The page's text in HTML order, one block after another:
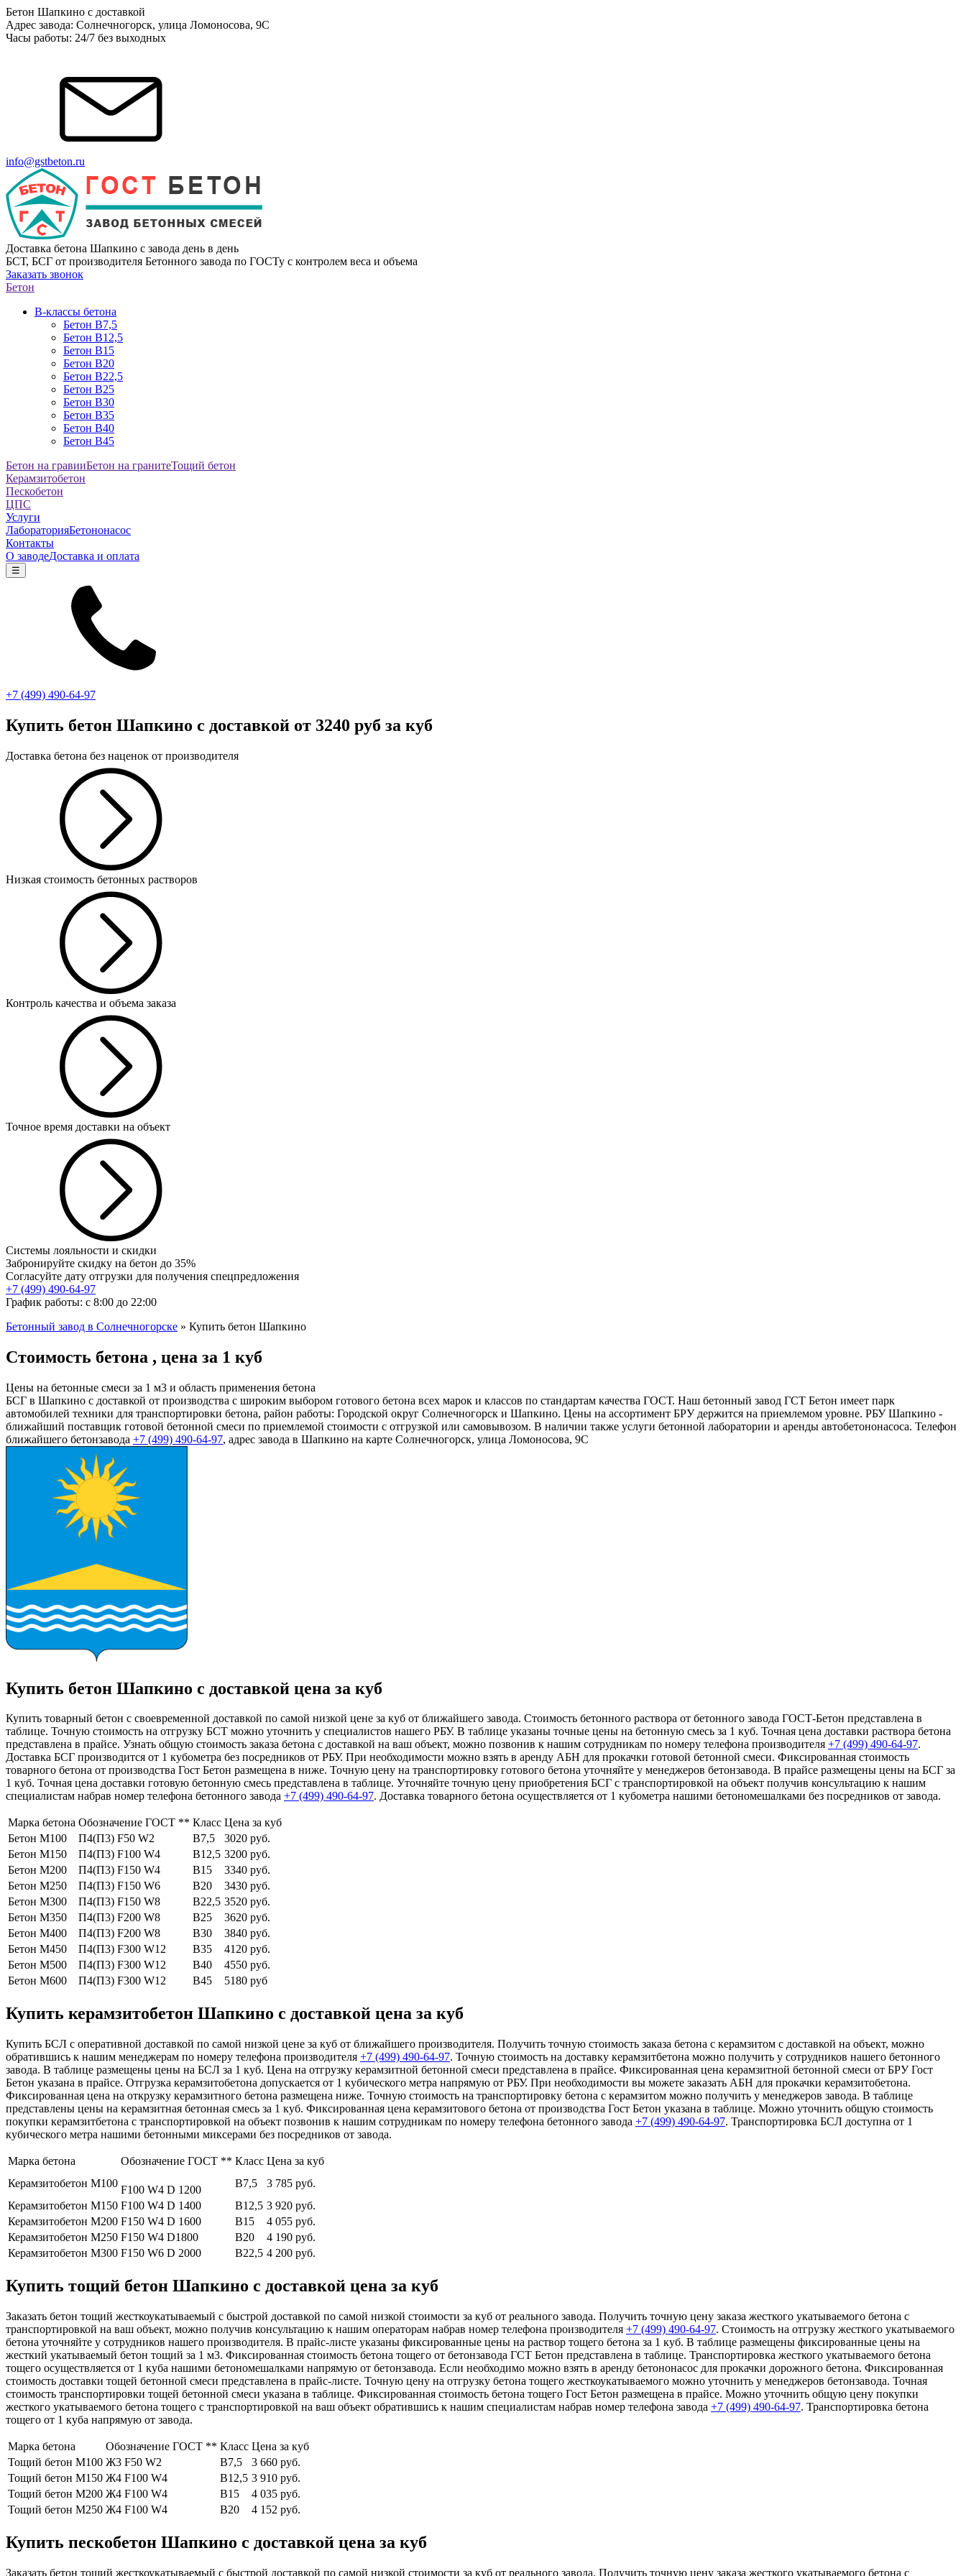
Бетон Шапкино с доставкой
Адрес завода: Солнечногорск, улица Ломоносова, 9С
Часы работы: 24/7 без выходных
info@gstbeton.ru
Доставка бетона Шапкино с завода день в день
БСТ, БСГ от производителя Бетонного завода по ГОСТу с контролем веса и объема
Заказать звонок
Бетон
В-классы бетона
Бетон B7,5
Бетон B12,5
Бетон B15
Бетон B20
Бетон B22,5
Бетон B25
Бетон B30
Бетон B35
Бетон B40
Бетон B45
Бетон на гравииБетон на гранитеТощий бетон
Керамзитобетон
Пескобетон
ЦПС
Услуги
ЛабораторияБетононасос
Контакты
О заводеДоставка и оплата
☰
+7 (499) 490-64-97
Купить бетон Шапкино с доставкой от 3240 руб за куб
Доставка бетона без наценок от производителя
Низкая стоимость бетонных растворов
Контроль качества и объема заказа
Точное время доставки на объект
Системы лояльности и скидки
Забронируйте скидку на бетон до 35%
Согласуйте дату отгрузки для получения спецпредложения
+7 (499) 490-64-97
График работы: с 8:00 до 22:00
Бетонный завод в Солнечногорске » Купить бетон Шапкино
Стоимость бетона , цена за 1 куб
Цены на бетонные смеси за 1 м3 и область применения бетона
БСГ в Шапкино с доставкой от производства с широким выбором готового бетона всех марок и классов по стандартам качества ГОСТ. Наш бетонный завод ГСТ Бетон имеет парк
автомобилей техники для транспортировки бетона, район работы: Городской округ Солнечногорск и Шапкино. Цены на ассортимент БРУ держится на приемлемом уровне. РБУ Шапкино -
ближайший поставщик готовой бетонной смеси по приемлемой стоимости с отгрузкой или самовывозом. В наличии также услуги бетонной лаборатории и аренды автобетононасоса. Телефон
ближайшего бетонзавода +7 (499) 490-64-97, адрес завода в Шапкино на карте Солнечногорск, улица Ломоносова, 9С
Купить бетон Шапкино с доставкой цена за куб
Купить товарный бетон с своевременной доставкой по самой низкой цене за куб от ближайшего завода. Стоимость бетонного раствора от бетонного завода ГОСТ-Бетон представлена в
таблице. Точную стоимость на отгрузку БСТ можно уточнить у специалистов нашего РБУ. В таблице указаны точные цены на бетонную смесь за 1 куб. Точная цена доставки раствора бетона
представлена в прайсе. Узнать общую стоимость заказа бетона с доставкой на ваш объект, можно позвонив к нашим сотрудникам по номеру телефона производителя +7 (499) 490-64-97.
Доставка БСГ производится от 1 кубометра без посредников от РБУ. При необходимости можно взять в аренду АБН для прокачки готовой бетонной смеси. Фиксированная стоимость
товарного бетона от производства Гост Бетон размещена в ниже. Точную цену на транспортировку готового бетона уточняйте у менеджеров бетонзавода. В прайсе размещены цены на БСГ за
1 куб. Точная цена доставки готовую бетонную смесь представлена в таблице. Уточняйте точную цену приобретения БСГ с транспортировкой на объект получив консультацию к нашим
специалистам набрав номер телефона бетонного завода +7 (499) 490-64-97. Доставка товарного бетона осуществляется от 1 кубометра нашими бетономешалками без посредников от завода.
Марка бетона Обозначение ГОСТ ** Класс Цена за куб
Бетон М100
П4(П3) F50 W2 В7,5
3020 руб.
Бетон М150
П4(П3) F100 W4 В12,5 3200 руб.
Бетон М200
П4(П3) F150 W4 В15
3340 руб.
Бетон М250
П4(П3) F150 W6 В20
3430 руб.
Бетон М300
П4(П3) F150 W8 В22,5 3520 руб.
Бетон М350
П4(П3) F200 W8 В25
3620 руб.
Бетон М400
П4(П3) F200 W8 В30
3840 руб.
Бетон М450
П4(П3) F300 W12 В35
4120 руб.
Бетон М500
П4(П3) F300 W12 В40
4550 руб.
Бетон М600
П4(П3) F300 W12 В45 5180 руб
Купить керамзитобетон Шапкино с доставкой цена за куб
Купить БСЛ с оперативной доставкой по самой низкой цене за куб от ближайшего производителя. Получить точную стоимость заказа бетона с керамзитом с доставкой на объект, можно
обратившись к нашим менеджерам по номеру телефона производителя +7 (499) 490-64-97. Точную стоимость на доставку керамзитбетона можно получить у сотрудников нашего бетонного
завода. В таблице размещены цены на БСЛ за 1 куб. Цена на отгрузку керамзитной бетонной смеси представлена в прайсе. Фиксированная цена керамзитной бетонной смеси от БРУ Гост
Бетон указана в прайсе. Отгрузка керамзитобетона допускается от 1 кубического метра напрямую от РБУ. При необходимости вы можете заказать АБН для прокачки керамзитобетона.
Фиксированная цена на открузку керамзитного бетона размещена ниже. Точную стоимость на транспортировку бетона с керамзитом можно получить у менеджеров завода. В таблице
представлены цены на керамзитная бетонная смесь за 1 куб. Фиксированная цена керамзитового бетона от производства Гост Бетон указана в таблице. Можно уточнить общую стоимость
покупки керамзитбетона с транспортировкой на объект позвонив к нашим сотрудникам по номеру телефона бетонного завода +7 (499) 490-64-97. Транспортировка БСЛ доступна от 1
кубического метра нашими бетонными миксерами без посредников от завода.
Марка бетона Обозначение ГОСТ ** Класс Цена за куб
Керамзитобетон М100
F100 W4 D 1200
В7,5
3 785 руб.
Керамзитобетон М150 F100 W4 D 1400 В12,5 3 920 руб.
Керамзитобетон М200 F150 W4 D 1600 В15
4 055 руб.
Керамзитобетон М250 F150 W4 D1800 В20
4 190 руб.
Керамзитобетон М300 F150 W6 D 2000 В22,5 4 200 руб.
Купить тощий бетон Шапкино с доставкой цена за куб
Заказать бетон тощий жесткоукатываемый с быстрой доставкой по самой низкой стоимости за куб от реального завода. Получить точную цену заказа жесткого укатываемого бетона с
транспортировкой на ваш объект, можно получив консультацию к нашим операторам набрав номер телефона производителя +7 (499) 490-64-97. Стоимость на отгрузку жесткого укатываемого
бетона уточняйте у сотрудников нашего производителя. В прайс-листе указаны фиксированные цены на раствор тощего бетона за 1 куб. В таблице размещены фиксированные цены на
жесткий укатываемый бетон тощий за 1 м3. Фиксированная стоимость бетона тощего от бетонзавода ГСТ Бетон представлена в таблице. Транспортировка жесткого укатываемого бетона
тощего осуществляется от 1 куба нашими бетономешалками напрямую от бетонзавода. Если необходимо можно взять в аренду бетононасос для прокачки дорожного бетона. Фиксированная
стоимость доставки тощей бетонной смеси представлена в прайс-листе. Точную цену на отгрузку бетона тощего жесткоукатываемого можно уточнить у менеджеров бетонзавода. Точная
стоимость транспортировки тощей бетонной смеси указана в таблице. Фиксированная стоимость бетона тощего Гост Бетон размещена в прайсе. Можно уточнить общую цену покупки
жесткого укатываемого бетона тощего с транспортировкой на ваш объект обратившись к нашим специалистам набрав номер телефона завода +7 (499) 490-64-97. Транспортировка бетона
тощего от 1 куба напрямую от завода.
Марка бетона Обозначение ГОСТ ** Класс Цена за куб
Тощий бетон М100 Ж3 F50 W2 В7,5
3 660 руб.
Тощий бетон М150 Ж4 F100 W4 В12,5 3 910 руб.
Тощий бетон М200 Ж4 F100 W4 В15
4 035 руб.
Тощий бетон М250 Ж4 F100 W4 В20 4 152 руб.
Купить пескобетон Шапкино с доставкой цена за куб
Заказать бетон тощий жесткоукатываемый с быстрой доставкой по самой низкой стоимости за куб от реального завода. Получить точную цену заказа жесткого укатываемого бетона с